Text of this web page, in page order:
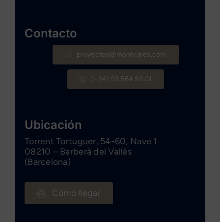
Contacto
proyectos@montvalles.com
(+34) 93 564 59 01
Ubicación
Torrent Tortuguer, 54-60, Nave 1
08210 – Barberà del Vallès
(Barcelona)
Cómo llegar